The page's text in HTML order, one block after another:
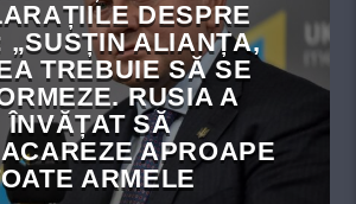
DESPRE
„SUSȚIN ALIANȚA,
TREBUIE SĂ SE
RUSIA A
ÎNVĂȚAT SĂ
APROAPE
ARMELE